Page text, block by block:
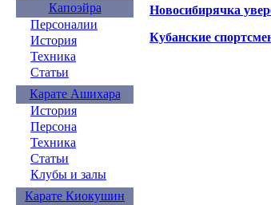
Капоэйра
Персоналии
История
Техника
Статьи
Карате Ашихара
История
Персона
Техника
Статьи
Клубы и залы
Карате Киокушин
Новосибирячка
Кубанские